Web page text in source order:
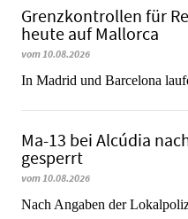
Grenzkontrollen für
heute auf Mallorca
vom 10.08.2026
In Madrid und Barcelona
Ma-13 bei Alcúdia
gesperrt
vom 10.08.2026
Nach Angaben der